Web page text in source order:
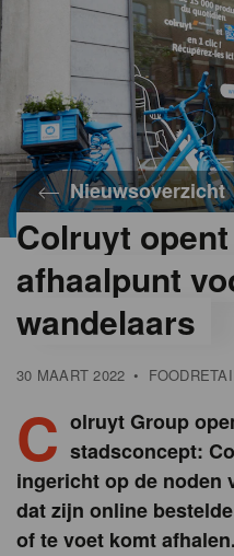
Nieuwsoverzicht
Colruyt
afhaalpunt
wandelaars
30 MAART 2022 •
C olruyt Group
stadsconcept:
ingericht op de noden
dat zijn online
of te voet komt afhalen.
academy
society